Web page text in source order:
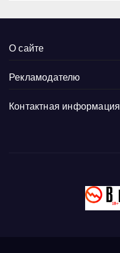
О сайте
Рекламодателю
Контактная информация